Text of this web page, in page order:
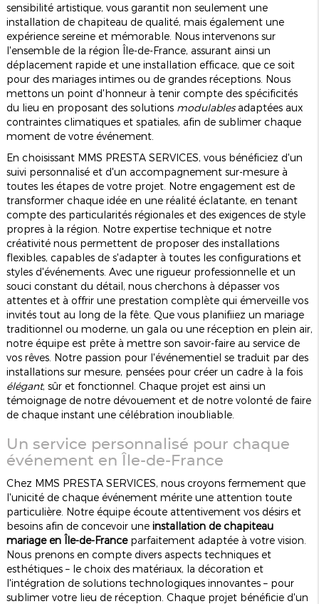
sensibilité artistique, vous garantit non seulement une
installation de chapiteau de qualité, mais également une
expérience sereine et mémorable. Nous intervenons sur
l'ensemble de la région Île-de-France, assurant ainsi un
déplacement rapide et une installation efficace, que ce soit
pour des mariages intimes ou de grandes réceptions. Nous
mettons un point d'honneur à tenir compte des spécificités
du lieu en proposant des solutions modulablesadaptées aux
contraintes climatiques et spatiales, afin de sublimer chaque
moment de votre événement.
En choisissant MMS PRESTA SERVICES, vous bénéficiez d'un
suivi personnalisé et d'un accompagnement sur-mesure à
toutes les étapes de votre projet. Notre engagement est de
transformer chaque idée en une réalité éclatante, en tenant
compte des particularités régionales et des exigences de style
propres à la région. Notre expertise technique et notre
créativité nous permettent de proposer des installations
flexibles, capables de s'adapter à toutes les configurations et
styles d'événements. Avec une rigueur professionnelle et un
souci constant du détail, nous cherchons à dépasser vos
attentes et à offrir une prestation complète qui émerveille vos
invités tout au long de la fête. Que vous planifiiez un mariage
traditionnel ou moderne, un gala ou une réception en plein air,
notre équipe est prête à mettre son savoir-faire au service de
vos rêves. Notre passion pour l'événementiel se traduit par des
installations sur mesure, pensées pour créer un cadre à la fois
élégant, sûr et fonctionnel. Chaque projet est ainsi un
témoignage de notre dévouement et de notre volonté de faire
de chaque instant une célébration inoubliable.
Un service personnalisé pour chaque
événement en Île-de-France
Chez MMS PRESTA SERVICES, nous croyons fermement que
l'unicité de chaque événement mérite une attention toute
particulière. Notre équipe écoute attentivement vos désirs et
besoins afin de concevoir une installation de chapiteau
mariage en Île-de-Franceparfaitement adaptée à votre vision.
Nous prenons en compte divers aspects techniques et
esthétiques – le choix des matériaux, la décoration et
l'intégration de solutions technologiques innovantes – pour
sublimer votre lieu de réception. Chaque projet bénéficie d'un